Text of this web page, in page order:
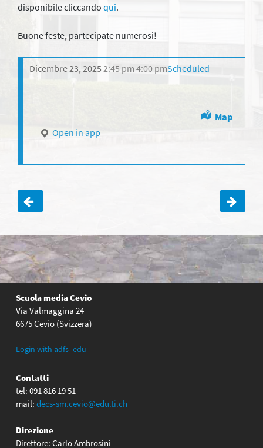
disponibile cliccando qui.
Buone feste, partecipate numerosi!
Dicembre 23, 2025 2:45 pm 4:00 pmScheduled
Map
Open in app
Navigazione
articoli
Scuola media Cevio
Via Valmaggina 24
6675 Cevio (Svizzera)
Login with adfs_edu
Contatti
tel: 091 816 19 51
mail: decs-sm.cevio@edu.ti.ch
Direzione
Direttore: Carlo Ambrosini